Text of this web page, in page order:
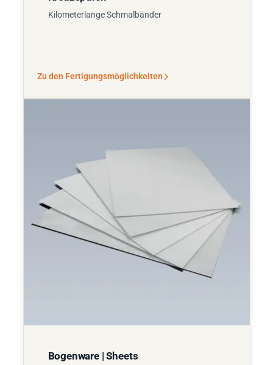
Kilometerlange Schmalbänder
Zu den Fertigungsmöglichkeiten
Bogenware | Sheets